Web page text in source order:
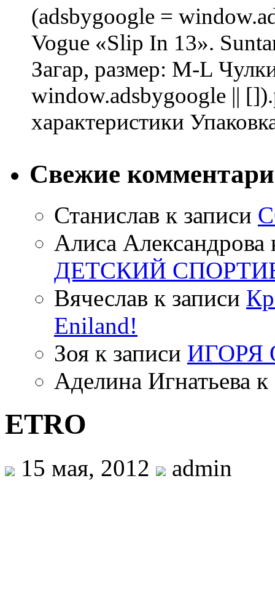
(adsbygoogle =
Vogue «Slip In 13».
Загар, размер: M-L
window.adsbygoogle ||
характеристики
Свежие
Станислав к записи
Алиса Александрова
ДЕТСКИЙ
Вячеслав к записи
Eniland!
Зоя к записи ИГОРЯ
Аделина Игнатьева к
ETRO
15 мая, 2012 admin